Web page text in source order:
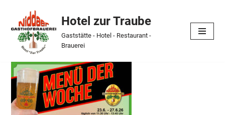
Skip
content
Hotel zur Traube
Gaststätte - Hotel - Restaurant -
Brauerei